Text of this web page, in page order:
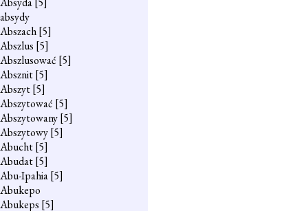
absydy
Abszach[5]
Abszlus [5]
Abszlusować [5]
Absznit[5]
Abszyt[5]
Abszytować [5]
Abszytowany[5]
Abszytowy[5]
Abucht[5]
Abudat[5]
Abu-Ipahia[5]
Abukepo
Abukeps [5]